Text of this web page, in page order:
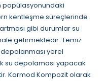
popülasyonundaki
kentleşme süreçlerinde
gibi durumlar su
getirmektedir. Temiz
yerel
su depolaması yapacak
Karmod Kompozit olarak